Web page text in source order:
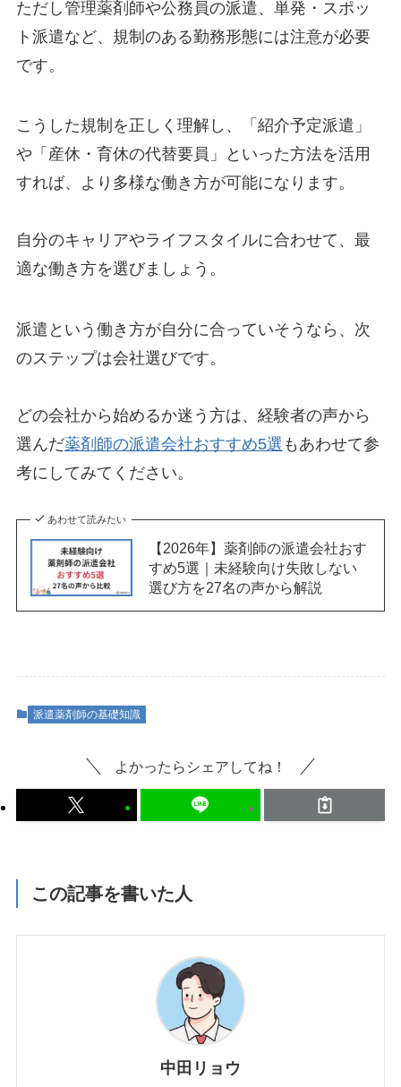
ただし管理薬剤師や公務員の派遣、単発・スポッ
ト派遣など、規制のある勤務形態には注意が必要
です。
こうした規制を正しく理解し、「紹介予定派遣」
や「産休・育休の代替要員」といった方法を活用
すれば、より多様な働き方が可能になります。
自分のキャリアやライフスタイルに合わせて、最
適な働き方を選びましょう。
派遣という働き方が自分に合っていそうなら、次
のステップは会社選びです。
どの会社から始めるか迷う方は、経験者の声から
選んだ薬剤師の派遣会社おすすめ5選 もあわせて参
考にしてみてください。
あわせて読みたい
【2026年】薬剤師の派遣会社おす
すめ5選｜未経験向け失敗しない
選び方を27名の声から解説
派遣薬剤師の基礎知識
よかったらシェアしてね！
この記事を書いた人
中田リョウ